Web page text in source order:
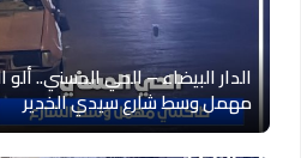
الدار البيضاء – الحي الحسني..
مهمل وسط شارع سيدي الخدير